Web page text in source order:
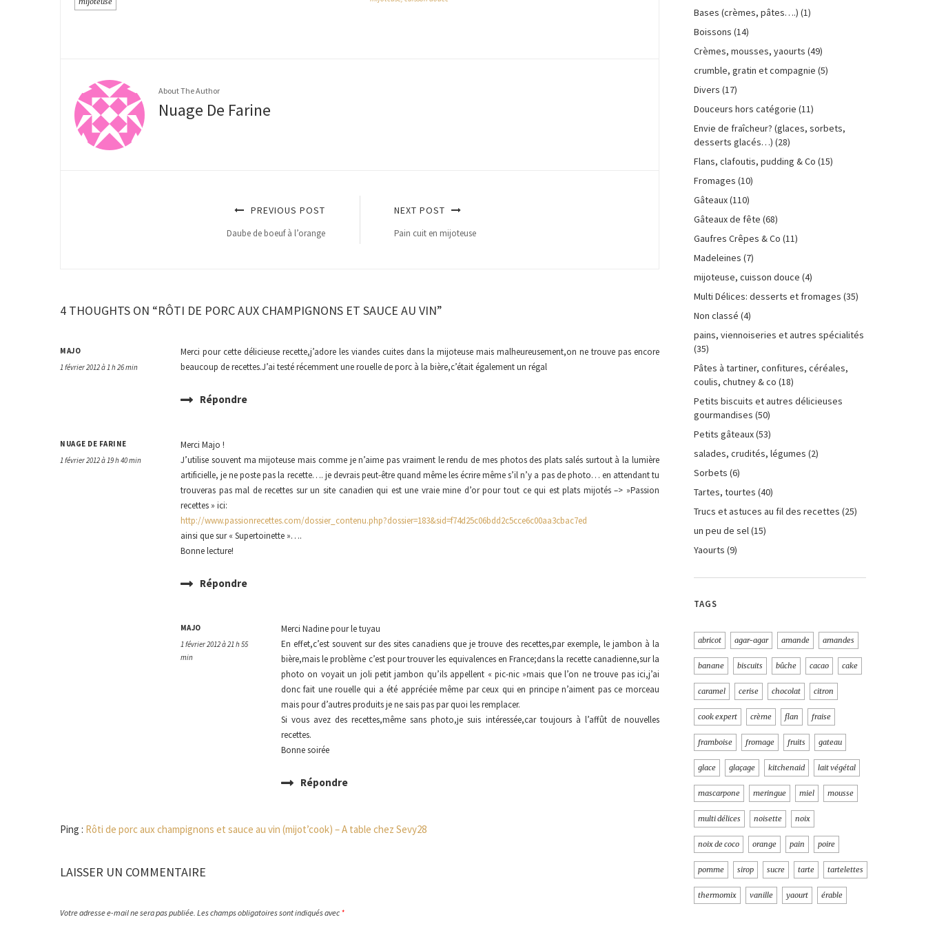
About The Author
Nuage De Farine
PREVIOUS POST
Daube de boeuf à l’orange
NEXT POST
Pain cuit en mijoteuse
4 THOUGHTS ON “RÔTI DE PORC AUX CHAMPIGNONS ET SAUCE AU VIN”
MAJO
1 février 2012 à 1 h 26 min
Merci pour cette délicieuse recette,j’adore les viandes cuites dans la mijoteuse mais malheureusement,on ne trouve pas encore
beaucoup de recettes.J’ai testé récemment une rouelle de porc à la bière,c’était également un régal
Répondre
NUAGE DE FARINE
1 février 2012 à 19 h 40 min
Merci Majo !
J’utilise souvent ma mijoteuse mais comme je n’aime pas vraiment le rendu de mes photos des plats salés surtout à la lumière
artificielle, je ne poste pas la recette…. je devrais peut-être quand même les écrire même s’il n’y a pas de photo… en attendant tu
trouveras pas mal de recettes sur un site canadien qui est une vraie mine d’or pour tout ce qui est plats mijotés –> »Passion
recettes » ici:
http://www.passionrecettes.com/dossier_contenu.php?dossier=183&sid=f74d25c06bdd2c5cce6c00aa3cbac7ed
ainsi que sur « Supertoinette »….
Bonne lecture!
Répondre
MAJO
1 février 2012 à 21 h 55
min
Merci Nadine pour le tuyau
En effet,c’est souvent sur des sites canadiens que je trouve des recettes,par exemple, le jambon à la
bière,mais le problème c’est pour trouver les equivalences en France;dans la recette canadienne,sur la
photo on voyait un joli petit jambon qu’ils appellent « pic-nic »mais que l’on ne trouve pas ici,j’ai
donc fait une rouelle qui a été appréciée même par ceux qui en principe n’aiment pas ce morceau
mais pour d’autres produits je ne sais pas par quoi les remplacer.
Si vous avez des recettes,même sans photo,je suis intéressée,car toujours à l’affût de nouvelles
recettes.
Bonne soirée
Répondre
Ping : Rôti de porc aux champignons et sauce au vin (mijot’cook) – A table chez Sevy28
LAISSER UN COMMENTAIRE
Votre adresse e-mail ne sera pas publiée. Les champs obligatoires sont indiqués avec *
Bases (crèmes, pâtes….) (1)
Boissons (14)
Crèmes, mousses, yaourts (49)
crumble, gratin et compagnie (5)
Divers (17)
Douceurs hors catégorie (11)
Envie de fraîcheur? (glaces, sorbets,
desserts glacés…) (28)
Flans, clafoutis, pudding & Co (15)
Fromages (10)
Gâteaux(110)
Gâteaux de fête (68)
Gaufres Crêpes & Co (11)
Madeleines (7)
mijoteuse, cuisson douce (4)
Multi Délices: desserts et fromages (35)
Non classé (4)
pains, viennoiseries et autres spécialités
(35)
Pâtes à tartiner, confitures, céréales,
coulis, chutney & co (18)
Petits biscuits et autres délicieuses
gourmandises (50)
Petits gâteaux(53)
salades, crudités, légumes (2)
Sorbets (6)
Tartes, tourtes (40)
Trucs et astuces au fil des recettes (25)
un peu de sel(15)
Yaourts (9)
TAGS
abricot agar-agar amande amandes
banane biscuits bûche cacao cake
caramel cerise chocolat citron
cook expert crème flan fraise
framboise fromage fruits gateau
glace glaçage kitchenaid lait végétal
mascarpone meringue miel mousse
multi délices noisette noix
noix de coco orange pain poire
pomme sirop sucre tarte tartelettes
thermomix vanille yaourt érable